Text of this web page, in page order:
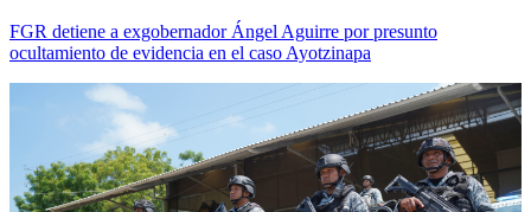
FGR detiene a exgobernador Ángel Aguirre por presunto
ocultamiento de evidencia en el caso Ayotzinapa